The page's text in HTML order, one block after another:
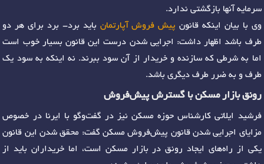
سرمایه آنها بازگشتی ندارد.
وی با بیان اینکه قانون پیش‌ فروش آپارتمان باید برد- برد برای هر دو
طرف باشد اظهار داشت: اجرایی شدن درست این قانون بسیار خوب است
اما به شرطی که سازنده و خریدار از آن سود ببرند. نه اینکه به سود یک
طرف و به ضرر طرف دیگری باشد.
رونق بازار مسکن با گسترش پیش‌فروش
فرشید ایلاتی کارشناس حوزه مسکن نیز در گفت‌وگو با ایرنا در خصوص
مزایای اجرایی شدن قانون پیش‌فروش مسکن گفت: محقق شدن این قانون
یکی از راه‌های ایجاد رونق در بازار مسکن است، اما خریداران باید از